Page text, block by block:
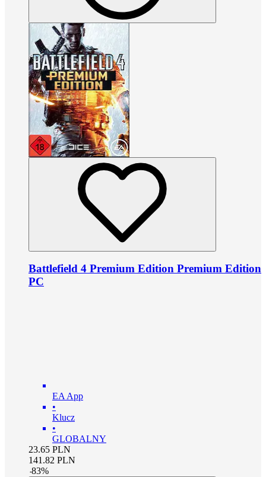
Battlefield 4 Premium Edition Premium Edition
PC
EA App
•
Klucz
•
GLOBALNY
23.65 PLN
141.82 PLN
-83%